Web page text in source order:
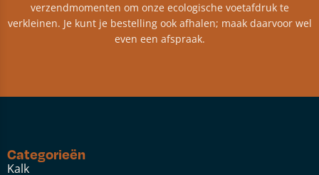
verzendmomenten om onze ecologische voetafdruk te
verkleinen. Je kunt je bestelling ook afhalen; maak daarvoor wel
even een afspraak.
Categorieën
Kalk